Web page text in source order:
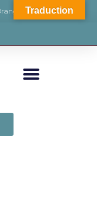
66440 Torreilles
Traduction